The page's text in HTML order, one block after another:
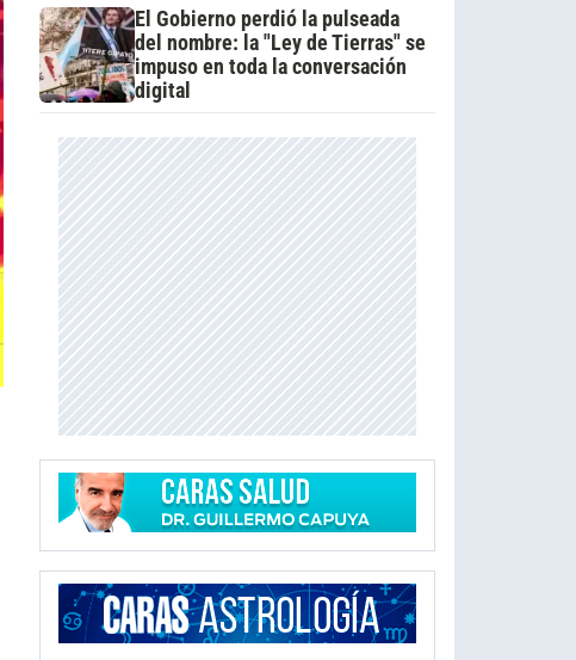
El Gobierno perdió la pulseada
del nombre: la "Ley de Tierras" se
impuso en toda la conversación
digital